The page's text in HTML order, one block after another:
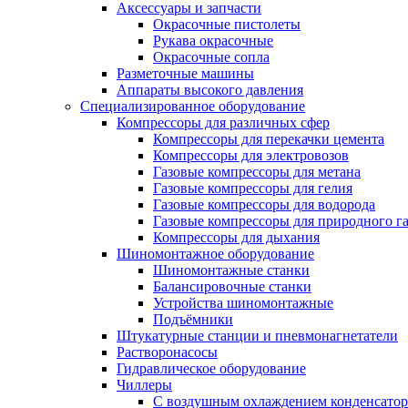
Аксессуары и запчасти
Окрасочные пистолеты
Рукава окрасочные
Окрасочные сопла
Разметочные машины
Аппараты высокого давления
Специализированное оборудование
Компрессоры для различных сфер
Компрессоры для перекачки цемента
Компрессоры для электровозов
Газовые компрессоры для метана
Газовые компрессоры для гелия
Газовые компрессоры для водорода
Газовые компрессоры для природного
Компрессоры для дыхания
Шиномонтажное оборудование
Шиномонтажные станки
Балансировочные станки
Устройства шиномонтажные
Подъёмники
Штукатурные станции и пневмонагнетатели
Растворонасосы
Гидравлическое оборудование
Чиллеры
С воздушным охлаждением